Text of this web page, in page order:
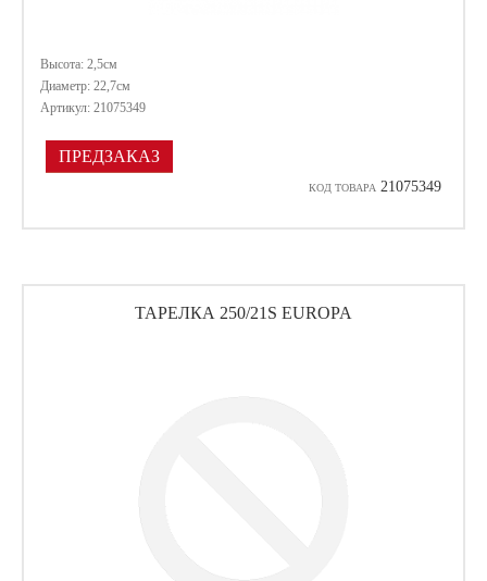
Высота: 2,5см
Диаметр: 22,7см
Артикул: 21075349
ПРЕДЗАКАЗ
КОД ТОВАРА 21075349
ТАРЕЛКА 250/21S EUROPA